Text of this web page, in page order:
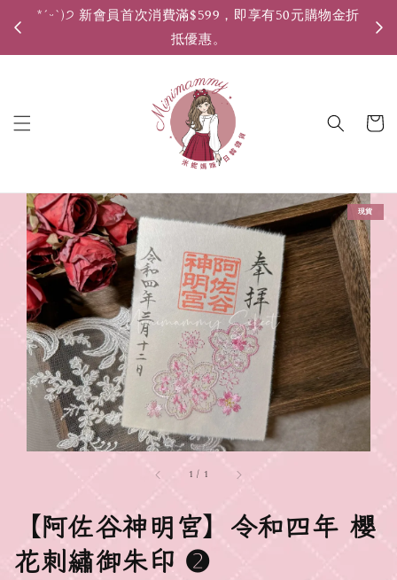
*ˊᵕˋ)੭ 新會員首次消費滿$599，即享有50元購物金折
抵優惠。
1 / 1
現貨
【阿佐谷神明宮】令和四年 櫻
花刺繡御朱印 ➋